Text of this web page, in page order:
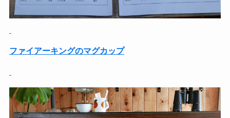
ファイアーキングのマグカップ